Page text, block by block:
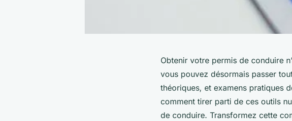
Obtenir votre permis de conduire
vous pouvez désormais passer
théoriques, et examens pratiques
comment tirer parti de ces outils
de conduire. Transformez cette